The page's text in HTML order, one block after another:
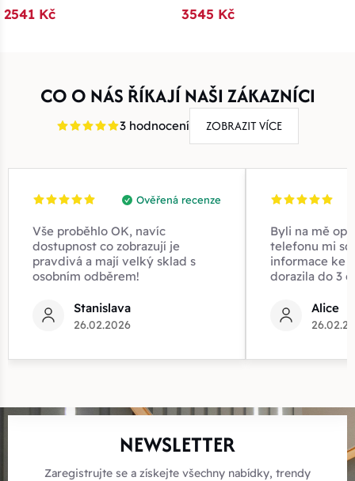
2541 Kč 3545 Kč
CO O NÁS ŘÍKAJÍ NAŠI ZÁKAZNÍCI
3 hodnocení ZOBRAZIT VÍCE
Ověřená recenze
Vše proběhlo OK, navíc
dostupnost co zobrazují je
pravdivá a mají velký sklad s
osobním odběrem!
Stanislava
26.02.2026
Byli na mě
telefonu mi
informace ke
dorazila do 3
Alice
NEWSLETTER
Zaregistrujte se a získejte všechny nabídky, trendy